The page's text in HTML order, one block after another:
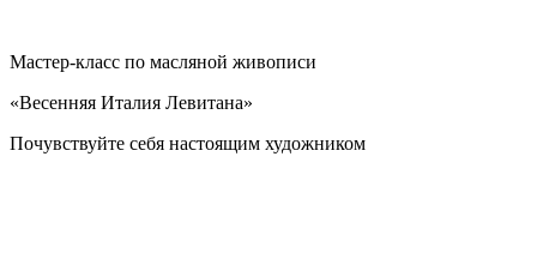
Мастер-класс по масляной живописи
«Весенняя Италия Левитана»
Почувствуйте себя настоящим художником